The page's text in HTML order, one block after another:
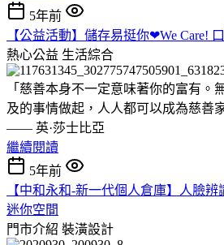
5年前
【公益活動】儲存易挺你❤We Care!
熱心公益 生活綜合
「慈善本身不一定意味著你的富有。
及的事情做起，人人都可以成為慈善家
—— 英·莎士比亞
繼續閱讀
5年前
【中和永和-新一代個人倉庫】人臉
迷你空間
門市介紹 裝潢設計